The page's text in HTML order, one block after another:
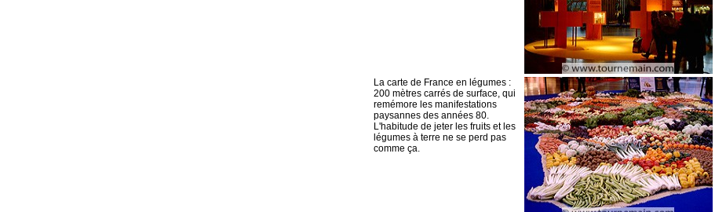
La carte de France en légumes :
200 mètres carrés de surface, qui
remémore les manifestations
paysannes des années 80.
L'habitude de jeter les fruits et les
légumes à terre ne se perd pas
comme ça.